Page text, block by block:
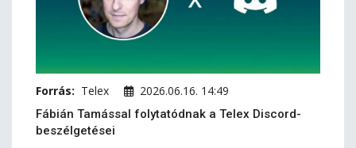
Forrás: Telex 2026.06.16. 14:49
Fábián Tamással folytatódnak a Telex Discord-
beszélgetései